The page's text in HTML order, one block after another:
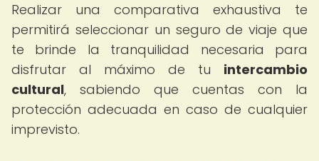
Realizar una comparativa exhaustiva te
permitirá seleccionar un seguro de viaje que
te brinde la tranquilidad necesaria para
disfrutar al máximo de tu intercambio
cultural, sabiendo que cuentas con la
protección adecuada en caso de cualquier
imprevisto.